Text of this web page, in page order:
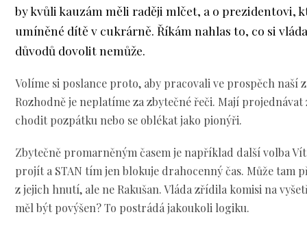
by kvůli kauzám měli raději mlčet, a o prezidentovi,
umíněné dítě v cukrárně. Říkám nahlas to, co si
důvodů dovolit nemůže.
Volíme si poslance proto, aby pracovali ve prospěch naší
Rozhodně je neplatíme za zbytečné řeči. Mají
chodit pozpátku nebo se oblékat jako pionýři.
Zbytečně promarněným časem je například další volba
projít a STAN tím jen blokuje drahocenný čas. Může tam
z jejich hnutí, ale ne Rakušan. Vláda zřídila komisi na
měl být povýšen? To postrádá jakoukoli logiku.